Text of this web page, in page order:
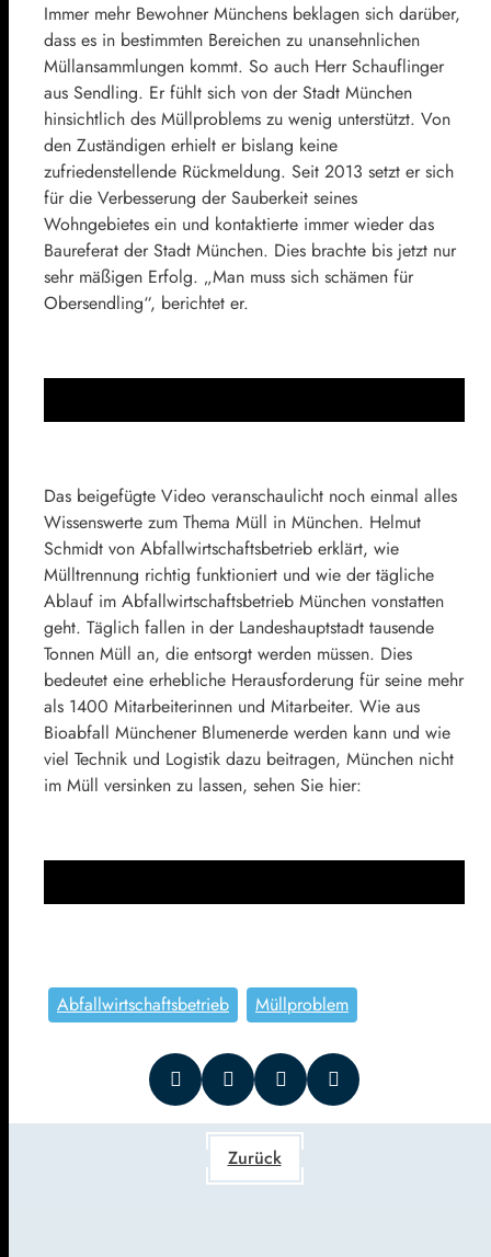
Immer mehr Bewohner Münchens beklagen sich darüber,
dass es in bestimmten Bereichen zu unansehnlichen
Müllansammlungen kommt. So auch Herr Schauflinger
aus Sendling. Er fühlt sich von der Stadt München
hinsichtlich des Müllproblems zu wenig unterstützt. Von
den Zuständigen erhielt er bislang keine
zufriedenstellende Rückmeldung. Seit 2013 setzt er sich
für die Verbesserung der Sauberkeit seines
Wohngebietes ein und kontaktierte immer wieder das
Baureferat der Stadt München. Dies brachte bis jetzt nur
sehr mäßigen Erfolg. „Man muss sich schämen für
Obersendling“, berichtet er.
Das beigefügte Video veranschaulicht noch einmal alles
Wissenswerte zum Thema Müll in München. Helmut
Schmidt von Abfallwirtschaftsbetrieb erklärt, wie
Mülltrennung richtig funktioniert und wie der tägliche
Ablauf im Abfallwirtschaftsbetrieb München vonstatten
geht. Täglich fallen in der Landeshauptstadt tausende
Tonnen Müll an, die entsorgt werden müssen. Dies
bedeutet eine erhebliche Herausforderung für seine mehr
als 1400 Mitarbeiterinnen und Mitarbeiter. Wie aus
Bioabfall Münchener Blumenerde werden kann und wie
viel Technik und Logistik dazu beitragen, München nicht
im Müll versinken zu lassen, sehen Sie hier:
Abfallwirtschaftsbetrieb Müllproblem
Zurück